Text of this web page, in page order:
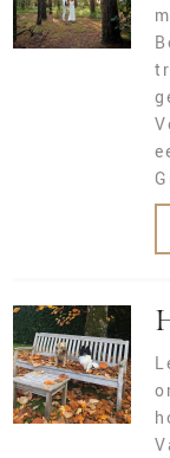
ONZE KEUKEN
ONLINE